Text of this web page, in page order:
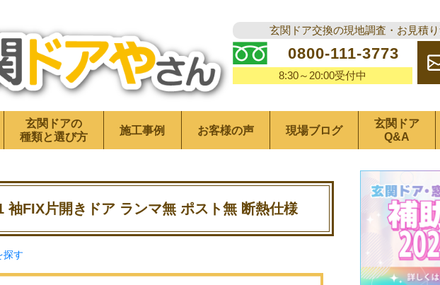
玄関ドア交換の現地調査・お見積り
0800-111-3773
8:30～20:00受付中
玄関ドアの
種類と選び方
施工事例 お客様の声 現場ブログ
玄関ドア
Q&A
袖FIX片開きドア ランマ無 ポスト無 断熱仕様
探す